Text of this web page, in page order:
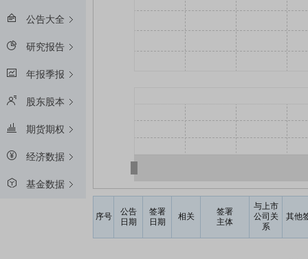
公告大全
研究报告
年报季报
股东股本
期货期权
经济数据
基金数据
序号
公告
日期
签署
日期
相关
签署
主体
与上市
公司关
系
其他